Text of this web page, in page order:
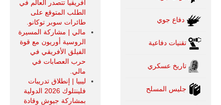
بمدينة سرت
الليبية.
في خطوة
تُوصف بأنها
اختبار عملي
جديد لإمكانية
تقريب
المسافات بين
المؤسستين
العسكريتين في
شرق البلاد
وغربها، وسط
دفاع جوي
تقنيات دفاعية
تاريخ عسكري
جليس المسلح
أفريقيا تتصدر العالم في
الطلب المتوقع على
طائرات سوبر توكانو.
مالي | مشاركة المسيرة
الروسية أوريون مع قوة
الفيلق الأفريقي في
حرب العصابات في
مالي.
ليبيا | إنطلاق تدريبات
فلينتلوك 2026 الدولية
بمشاركة جيوش وقادة